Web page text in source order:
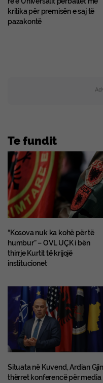
kritika për premisën e saj të
pazakontë
Te fundit
“Kosova nuk ka kohë për të
humbur” – OVL UÇK i bën
thirrje Kurtit të krijojë
institucionet
Situata në Kuvend, Ardian
thërret konferencë për media